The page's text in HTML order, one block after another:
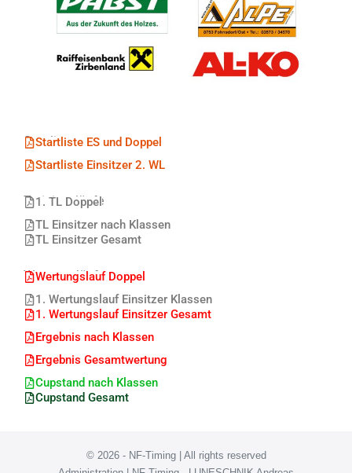
Startlisten
Startliste ES und Doppel
Startliste Einsitzer 2. WL
Trainingsläufe
1. TL Doppel
TL Einsitzer nach Klassen
TL Einsitzer Gesamt
Wertungsläufe
Wertungslauf Doppel
1. Wertungslauf Einsitzer Klassen
1. Wertungslauf Einsitzer Gesamt
Ergebnis nach Klassen
Ergebnis Gesamtwertung
Cupstand nach Klassen
Cupstand Gesamt
© 2026 - NF-Timing | All rights reserved